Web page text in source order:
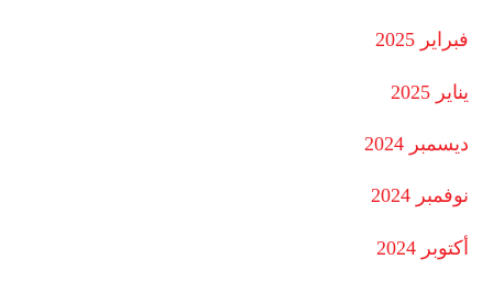
فبراير 2025
يناير 2025
ديسمبر 2024
نوفمبر 2024
أكتوبر 2024